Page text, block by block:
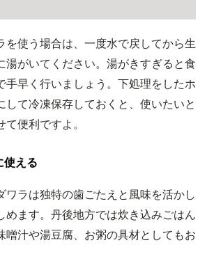
を使う場合は、一度水で戻してから生
湯がいてください。湯がきすぎると食
手早く行いましょう。下処理をしたホ
して冷凍保存しておくと、使いたいと
便利ですよ。
使える
ワラは独特の歯ごたえと風味を活かし
めます。丹後地方では炊き込みごはん
噌汁や湯豆腐、お粥の具材としてもお